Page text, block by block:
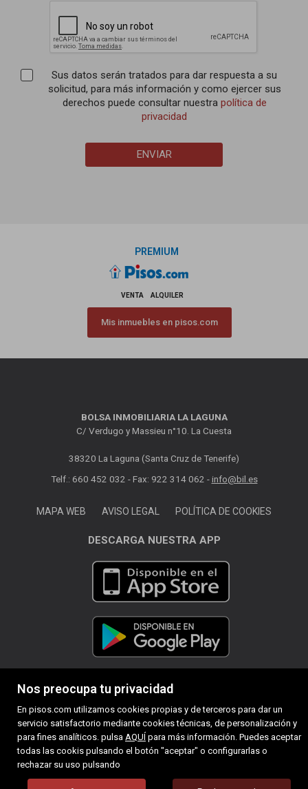
Nos preocupa tu privacidad
En pisos.com utilizamos cookies propias y de terceros para dar un
servicio satisfactorio mediante cookies técnicas, de personalización y
para fines analíticos. pulsa AQUÍ para más información. Puedes aceptar
todas las cookis pulsando el botón "aceptar" o configurarlas o
rechazar su uso pulsando
Sus datos serán tratados para dar respuesta a su
solicitud, para más información y como ejercer sus
derechos puede consultar nuestra política de
privacidad
ENVIAR
PREMIUM
VENTA ALQUILER
Mis inmuebles en pisos.com
BOLSA INMOBILIARIA LA LAGUNA
C/ Verdugo y Massieu n°10. La Cuesta
38320 La Laguna (Santa Cruz de Tenerife)
Telf.: 660 452 032 - Fax: 922 314 062 -info@bil.es
MAPA WEB AVISO LEGAL POLÍTICA DE COOKIES
DESCARGA NUESTRA APP